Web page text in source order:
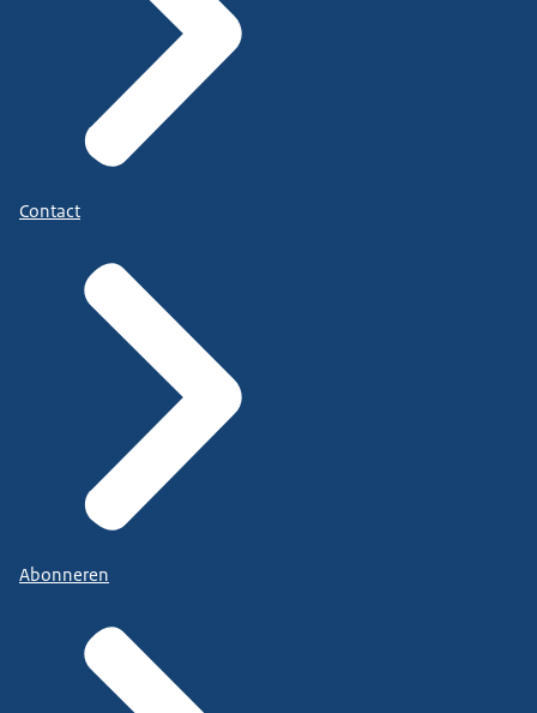
Contact
Abonneren